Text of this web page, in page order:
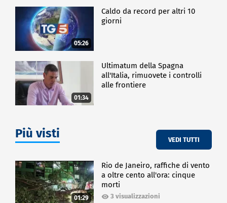
05:26
Caldo da record per altri 10
giorni
01:34
Ultimatum della Spagna
all'Italia, rimuovete i controlli
alle frontiere
Più visti VEDI TUTTI
01:29
Rio de Janeiro, raffiche di vento
a oltre cento all'ora: cinque
morti
3 visualizzazioni